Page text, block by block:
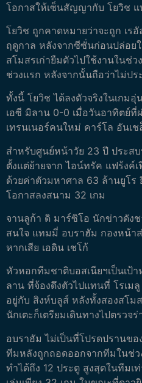
โอกาสให้เซ็นสัญญากับ โยวิช
โยวิช ถูกคาดหมายว่าจะถูก เร
ฤดูกาล หลังจากซีซั่นก่อนปล่อย
สโมสรเก่ายืมตัวไปใช้งานในช่
ช่วงแรก หลังจากนั้นถือว่าไม่ปร
ทั้งนี้ โยวิช ได้ลงตัวจริงในเกมอุ่
เอซี มิลาน 0-0 เมื่อวันอาทิตย์ที่
เทรนเนอร์คนใหม่ คาร์โล อันเ
สำหรับศูนย์หน้าวัย 23 ปี ประส
ตั้งแต่ย้ายจาก ไอน์ทรัค แฟร้งค์
ด้วยค่าตัวมหาศาล 63 ล้านยูโร
โอกาสลงสนาม 32 เกม
จานลูก้า ดิ มาร์ซิโอ นักข่าวดัง
สนใจ แทมมี่ อบราฮัม กองหน้า
หากเสีย เอดิน เชโก้
หัวหอกทีมชาติบอสเนียฯเป็นเป้
ลาน ที่จ้องดึงตัวไปแทนที่ โรเม
อยู่กับ สิงห์บลูส์ หลังทั้งสองสโม
นักเตะก็เตรียมเดินทางไปตรวจ
อบราฮัม ไม่เป็นที่โปรดปรานข
ทีมหลังถูกถอดออกจากทีมในช่ว
ทำได้ถึง 12 ประตู สูงสุดในทีมเ